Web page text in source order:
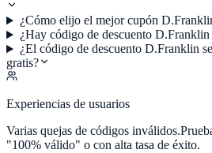
¿Cómo elijo el mejor cupón
¿Hay código de descuento
¿El código de descuento D.Franklin
gratis?
Experiencias de usuarios
Varias quejas de códigos inválidos.
"100% válido" o con alta tasa de éxito.